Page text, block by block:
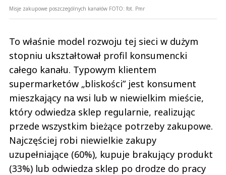
Misje zakupowe poszczególnych kanałów FOTO: fot. Pmr
To właśnie model rozwoju tej sieci w dużym
stopniu ukształtował profil konsumencki
całego kanału. Typowym klientem
supermarketów „bliskości” jest konsument
mieszkający na wsi lub w niewielkim mieście,
który odwiedza sklep regularnie, realizując
przede wszystkim bieżące potrzeby zakupowe.
Najczęściej robi niewielkie zakupy
uzupełniające (60%), kupuje brakujący produkt
(33%) lub odwiedza sklep po drodze do pracy